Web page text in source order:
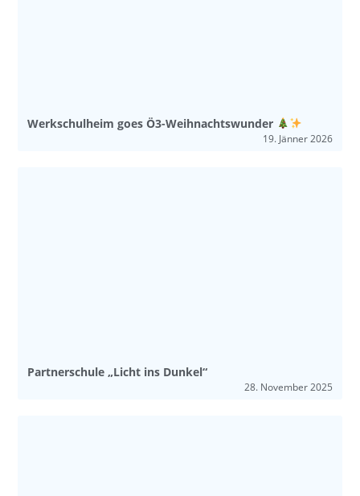
Werkschulheim goes Ö3-Weihnachtswunder
19. Jänner 2026
Partnerschule „Licht ins Dunkel“
28. November 2025